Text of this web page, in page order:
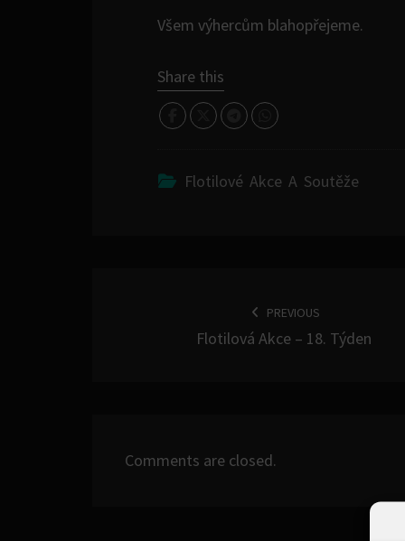
Všem výhercům blahopřejeme.
Share this
Flotilové Akce A Soutěže
NAVIGATION
PREVIOUS
Flotilová Akce – 18. Týden
Comments are closed.